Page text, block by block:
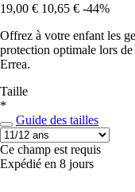
19,00 € 10,65 € -44%
Offrez à votre enfant les
protection optimale lors
Errea.
Taille
*
Guide des tailles
Ce champ est requis
Expédié en 8 jours